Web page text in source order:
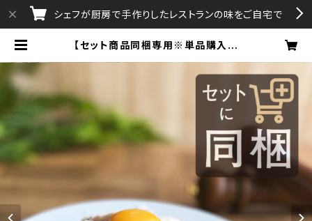
シェフが厨房で手作りしたレストランの味をご自宅で
【セット商品同梱専用※単品購入不